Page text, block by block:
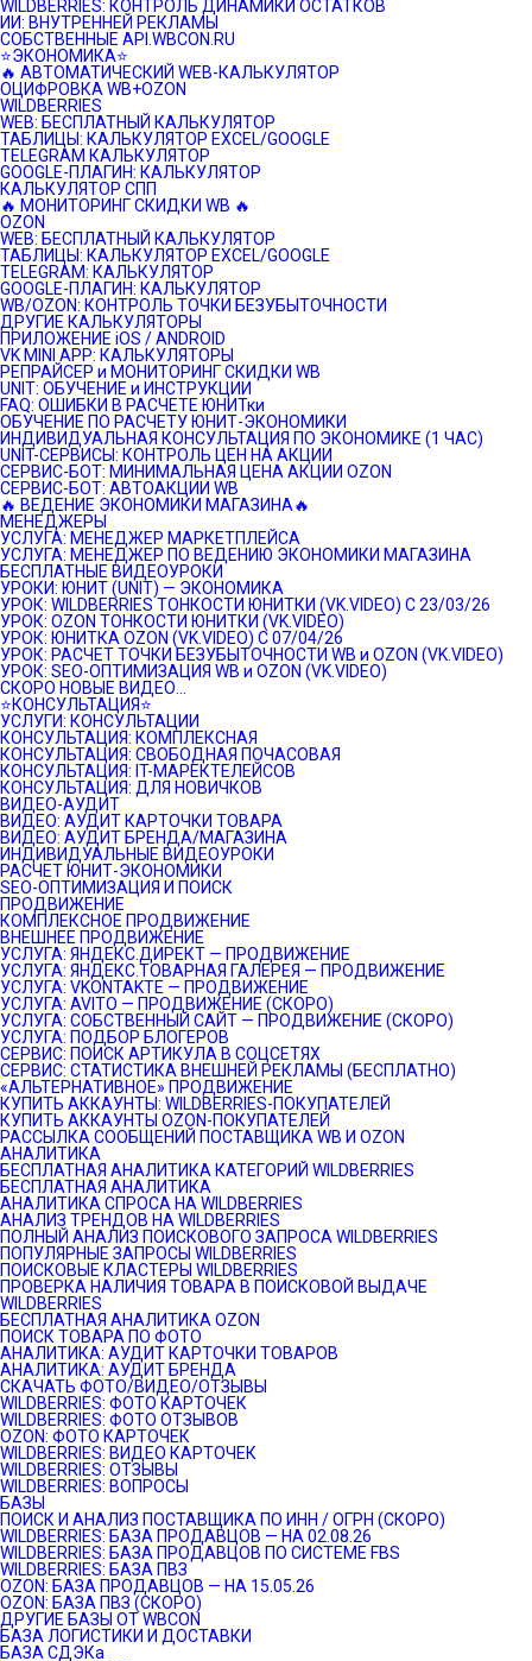
WILDBERRIES: КОНТРОЛЬ ДИНАМИКИ ОСТАТКОВ
ИИ: ВНУТРЕННЕЙ РЕКЛАМЫ
СОБСТВЕННЫЕ API.WBCON.RU
⭐️ЭКОНОМИКА⭐️
🔥 АВТОМАТИЧЕСКИЙ WEB-КАЛЬКУЛЯТОР
ОЦИФРОВКА WB+OZON
WILDBERRIES
WEB: БЕСПЛАТНЫЙ КАЛЬКУЛЯТОР
ТАБЛИЦЫ: КАЛЬКУЛЯТОР EXCEL/GOOGLE
TELEGRAM КАЛЬКУЛЯТОР
GOOGLE-ПЛАГИН: КАЛЬКУЛЯТОР
КАЛЬКУЛЯТОР СПП
🔥 МОНИТОРИНГ СКИДКИ WB 🔥
OZON
WEB: БЕСПЛАТНЫЙ КАЛЬКУЛЯТОР
ТАБЛИЦЫ: КАЛЬКУЛЯТОР EXCEL/GOOGLE
TELEGRAM: КАЛЬКУЛЯТОР
GOOGLE-ПЛАГИН: КАЛЬКУЛЯТОР
WB/OZON: КОНТРОЛЬ ТОЧКИ БЕЗУБЫТОЧНОСТИ
ДРУГИЕ КАЛЬКУЛЯТОРЫ
ПРИЛОЖЕНИЕ iOS / ANDROID
VK MINI APP: КАЛЬКУЛЯТОРЫ
РЕПРАЙСЕР и МОНИТОРИНГ СКИДКИ WB
UNIT: ОБУЧЕНИЕ и ИНСТРУКЦИИ
FAQ: ОШИБКИ В РАСЧЕТЕ ЮНИТки
ОБУЧЕНИЕ ПО РАСЧЕТУ ЮНИТ-ЭКОНОМИКИ
ИНДИВИДУАЛЬНАЯ КОНСУЛЬТАЦИЯ ПО ЭКОНОМИКЕ (1 ЧАС)
UNIT-СЕРВИСЫ: КОНТРОЛЬ ЦЕН НА АКЦИИ
СЕРВИС-БОТ: МИНИМАЛЬНАЯ ЦЕНА АКЦИИ OZON
СЕРВИС-БОТ: АВТОАКЦИИ WB
🔥 ВЕДЕНИЕ ЭКОНОМИКИ МАГАЗИНА🔥
МЕНЕДЖЕРЫ
УСЛУГА: МЕНЕДЖЕР МАРКЕТПЛЕЙСА
УСЛУГА: МЕНЕДЖЕР ПО ВЕДЕНИЮ ЭКОНОМИКИ МАГАЗИНА
БЕСПЛАТНЫЕ ВИДЕОУРОКИ
УРОКИ: ЮНИТ (UNIT) — ЭКОНОМИКА
УРОК: WILDBERRIES ТОНКОСТИ ЮНИТКИ (VK.VIDEO) C 23/03/26
УРОК: OZON ТОНКОСТИ ЮНИТКИ (VK.VIDEO)
УРОК: ЮНИТКА OZON (VK.VIDEO) C 07/04/26
УРОК: РАСЧЕТ ТОЧКИ БЕЗУБЫТОЧНОСТИ WB и OZON (VK.VIDEO)
УРОК: SEO-ОПТИМИЗАЦИЯ WB и OZON (VK.VIDEO)
СКОРО НОВЫЕ ВИДЕО…
⭐️КОНСУЛЬТАЦИЯ⭐️
УСЛУГИ: КОНСУЛЬТАЦИИ
КОНСУЛЬТАЦИЯ: КОМПЛЕКСНАЯ
КОНСУЛЬТАЦИЯ: СВОБОДНАЯ ПОЧАСОВАЯ
КОНСУЛЬТАЦИЯ: IT-МАРЕКТЕЛЕЙСОВ
КОНСУЛЬТАЦИЯ: ДЛЯ НОВИЧКОВ
ВИДЕО-АУДИТ
ВИДЕО: АУДИТ КАРТОЧКИ ТОВАРА
ВИДЕО: АУДИТ БРЕНДА/МАГАЗИНА
ИНДИВИДУАЛЬНЫЕ ВИДЕОУРОКИ
РАСЧЕТ ЮНИТ-ЭКОНОМИКИ
SEO-ОПТИМИЗАЦИЯ И ПОИСК
ПРОДВИЖЕНИЕ
КОМПЛЕКСНОЕ ПРОДВИЖЕНИЕ
ВНЕШНЕЕ ПРОДВИЖЕНИЕ
УСЛУГА: ЯНДЕКС.ДИРЕКТ — ПРОДВИЖЕНИЕ
УСЛУГА: ЯНДЕКС.ТОВАРНАЯ ГАЛЕРЕЯ — ПРОДВИЖЕНИЕ
УСЛУГА: VKONTAKTE — ПРОДВИЖЕНИЕ
УСЛУГА: AVITO — ПРОДВИЖЕНИЕ (СКОРО)
УСЛУГА: СОБСТВЕННЫЙ САЙТ — ПРОДВИЖЕНИЕ (СКОРО)
УСЛУГА: ПОДБОР БЛОГЕРОВ
СЕРВИС: ПОИСК АРТИКУЛА В СОЦСЕТЯХ
СЕРВИС: СТАТИСТИКА ВНЕШНЕЙ РЕКЛАМЫ (БЕСПЛАТНО)
«АЛЬТЕРНАТИВНОЕ» ПРОДВИЖЕНИЕ
КУПИТЬ АККАУНТЫ: WILDBERRIES-ПОКУПАТЕЛЕЙ
КУПИТЬ АККАУНТЫ OZON-ПОКУПАТЕЛЕЙ
РАССЫЛКА СООБЩЕНИЙ ПОСТАВЩИКА WB И OZON
АНАЛИТИКА
БЕСПЛАТНАЯ АНАЛИТИКА КАТЕГОРИЙ WILDBERRIES
БЕСПЛАТНАЯ АНАЛИТИКА
АНАЛИТИКА СПРОСА НА WILDBERRIES
АНАЛИЗ ТРЕНДОВ НА WILDBERRIES
ПОЛНЫЙ АНАЛИЗ ПОИСКОВОГО ЗАПРОСА WILDBERRIES
ПОПУЛЯРНЫЕ ЗАПРОСЫ WILDBERRIES
ПОИСКОВЫЕ КЛАСТЕРЫ WILDBERRIES
ПРОВЕРКА НАЛИЧИЯ ТОВАРА В ПОИСКОВОЙ ВЫДАЧЕ
WILDBERRIES
БЕСПЛАТНАЯ АНАЛИТИКА OZON
ПОИСК ТОВАРА ПО ФОТО
АНАЛИТИКА: АУДИТ КАРТОЧКИ ТОВАРОВ
АНАЛИТИКА: АУДИТ БРЕНДА
СКАЧАТЬ ФОТО/ВИДЕО/ОТЗЫВЫ
WILDBERRIES: ФОТО КАРТОЧЕК
WILDBERRIES: ФОТО ОТЗЫВОВ
OZON: ФОТО КАРТОЧЕК
WILDBERRIES: ВИДЕО КАРТОЧЕК
WILDBERRIES: ОТЗЫВЫ
WILDBERRIES: ВОПРОСЫ
БАЗЫ
ПОИСК И АНАЛИЗ ПОСТАВЩИКА ПО ИНН / ОГРН (СКОРО)
WILDBERRIES: БАЗА ПРОДАВЦОВ — НА 02.08.26
WILDBERRIES: БАЗА ПРОДАВЦОВ ПО СИСТЕМЕ FBS
WILDBERRIES: БАЗА ПВЗ
OZON: БАЗА ПРОДАВЦОВ — НА 15.05.26
OZON: БАЗА ПВЗ (СКОРО)
ДРУГИЕ БАЗЫ ОТ WBCON
БАЗА ЛОГИСТИКИ И ДОСТАВКИ
БАЗА СДЭКа